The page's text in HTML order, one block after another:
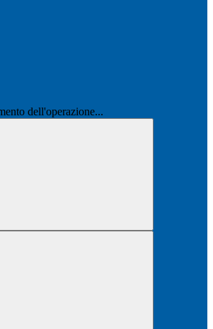
dell'operazione...